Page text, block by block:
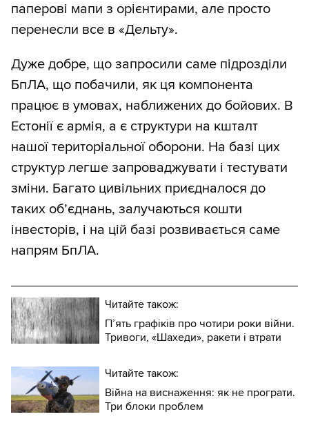
паперові мапи з орієнтирами, але просто
перенесли все в «Дельту».
Дуже добре, що запросили саме підрозділи
БпЛА, що побачили, як ця компонента
працює в умовах, наближених до бойових. В
Естонії є армія, а є структури на кшталт
нашої територіальної оборони. На базі цих
структур легше запроваджувати і тестувати
зміни. Багато цивільних приєдналося до
таких об’єднань, залучаються кошти
інвесторів, і на цій базі розвивається саме
напрям БпЛА.
Читайте також:
П’ять графіків про чотири роки війни.
Тривоги, «Шахеди», ракети і втрати
Читайте також:
Війна на виснаження: як не програти.
Три блоки проблем